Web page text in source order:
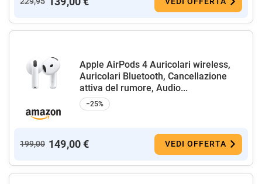
Apple AirPods 4 Auricolari wireless,
Auricolari Bluetooth, Cancellazione
attiva del rumore, Audio...
−25%
199,00 149,00 € VEDI OFFERTA